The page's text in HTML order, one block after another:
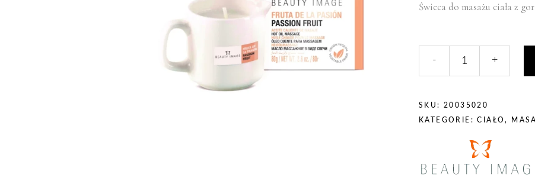
Świeca do masażu ciała z
IMAGE
świeca
/
masażu
- +
SKU: 20035020
KATEGORIE:CIAŁO,